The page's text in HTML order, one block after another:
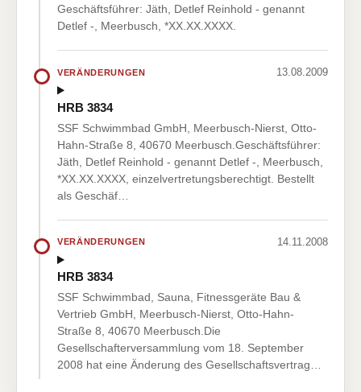
Geschäftsführer: Jäth, Detlef Reinhold - genannt
Detlef -, Meerbusch, *XX.XX.XXXX.
VERÄNDERUNGEN 13.08.2009
HRB 3834
SSF Schwimmbad GmbH, Meerbusch-Nierst, Otto-
Hahn-Straße 8, 40670 Meerbusch.Geschäftsführer:
Jäth, Detlef Reinhold - genannt Detlef -, Meerbusch,
*XX.XX.XXXX, einzelvertretungsberechtigt. Bestellt
als Geschäf…
VERÄNDERUNGEN 14.11.2008
HRB 3834
SSF Schwimmbad, Sauna, Fitnessgeräte Bau &
Vertrieb GmbH, Meerbusch-Nierst, Otto-Hahn-
Straße 8, 40670 Meerbusch.Die
Gesellschafterversammlung vom 18. September
2008 hat eine Änderung des Gesellschaftsvertrag…